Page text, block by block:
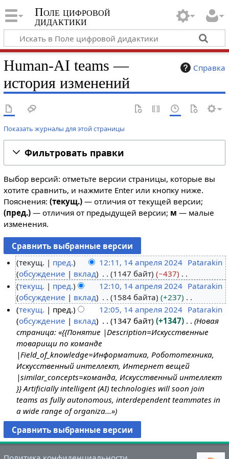
Поле цифровой
дидактики
Справка
Human-AI teams —
история изменений
Показать журналы для этой страницы
Фильтровать правки
Выбор версий: отметьте версии страницы, которые вы
хотите сравнить, и нажмите Enter или кнопку ниже.
Пояснения: (текущ.)— отличия от текущей версии;
(пред.)— отличия от предыдущей версии; м — малые
изменения.
4
п
текущ. пред. 12:11, 14 апреля 2024 Patarakin
обсуждение
вклад 1147 байт
−437
Н
е
т
о
п
и
с
а
н
и
я
п
р
а
в
текущ. пред. 12:10, 14 апреля 2024 Patarakin
обсуждение
вклад 1584 байта
+237
Н
е
т
о
п
и
с
а
н
и
я
п
р
а
текущ. пред. 12:05, 14 апреля 2024 Patarakin
обсуждение
вклад 1347 байт +1347
Новая
страница: «{{Понятие |Description=Искусственные
товарищи по команде
|Field_of_knowledge=Информатика, Робототехника,
Искусственный интеллект, Интернет вещей
|similar_concepts=команда, Искусственный интеллект
}} Artificially intelligent (AI) technologies will soon join
teams as fully autonomous, interdependent teammates in
a wide range of organiza...»